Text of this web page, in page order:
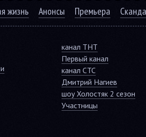
жизнь Анонсы Премьера
канал ТНТ
Первый канал
канал СТС
Дмитрий Нагиев
шоу Холостяк 2 сезон
Участницы